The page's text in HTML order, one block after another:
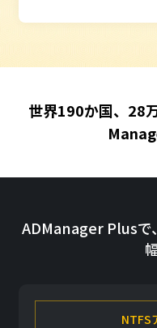
世界190か国、28
ADManager Plusで
NTFS